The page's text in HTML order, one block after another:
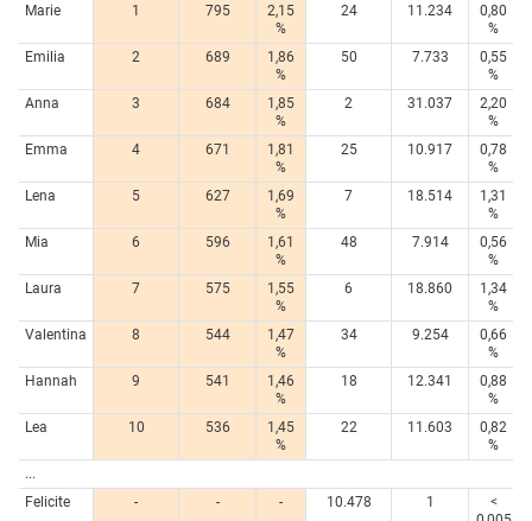
Marie
1 795
2,15
%
24 11.234
0,80
%
Emilia
2 689
1,86
%
50 7.733
0,55
%
Anna
3 684
1,85
%
2 31.037
2,20
%
Emma
4 671
1,81
%
25 10.917
0,78
%
Lena
5 627
1,69
%
7 18.514
1,31
%
Mia
6 596
1,61
%
48 7.914
0,56
%
Laura
7 575
1,55
%
6 18.860
1,34
%
Valentina
8 544
1,47
%
34 9.254
0,66
%
Hannah
9 541
1,46
%
18 12.341
0,88
%
Lea
10 536
1,45
%
22 11.603
0,82
%
...
Felicite
- - - 10.478 1
<